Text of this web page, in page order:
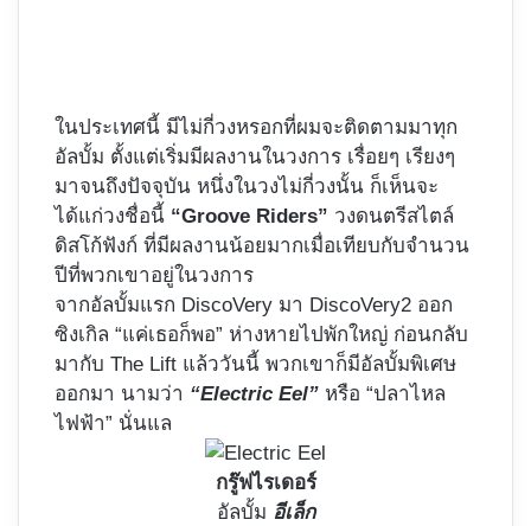
ในประเทศนี้ มีไม่กี่วงหรอกที่ผมจะติดตามมาทุก
อัลบั้ม ตั้งแต่เริ่มมีผลงานในวงการ เรื่อยๆ เรียงๆ
มาจนถึงปัจจุบัน หนึ่งในวงไม่กี่วงนั้น ก็เห็นจะ
ได้แก่วงชื่อนี้ “Groove Riders” วงดนตรีสไตล์
ดิสโก้ฟังก์ ที่มีผลงานน้อยมากเมื่อเทียบกับจำนวน
ปีที่พวกเขาอยู่ในวงการ
จากอัลบั้มแรก DiscoVery มา DiscoVery2 ออก
ซิงเกิล “แค่เธอก็พอ” ห่างหายไปพักใหญ่ ก่อนกลับ
มากับ The Lift แล้ววันนี้ พวกเขาก็มีอัลบั้มพิเศษ
ออกมา นามว่า “Electric Eel” หรือ “ปลาไหล
ไฟฟ้า” นั่นแล
กรู๊ฟไรเดอร์
อัลบั้ม อีเล็ก